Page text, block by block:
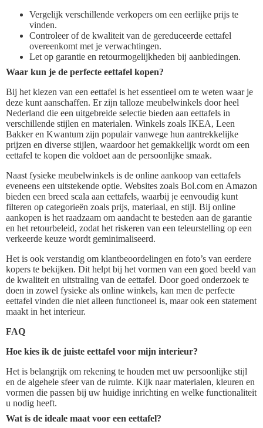
Vergelijk verschillende verkopers om een eerlijke prijs te
vinden.
Controleer of de kwaliteit van de gereduceerde eettafel
overeenkomt met je verwachtingen.
Let op garantie en retourmogelijkheden bij aanbiedingen.
Waar kun je de perfecte eettafel kopen?
Bij het kiezen van een eettafel is het essentieel om te weten waar je
deze kunt aanschaffen. Er zijn talloze meubelwinkels door heel
Nederland die een uitgebreide selectie bieden aan eettafels in
verschillende stijlen en materialen. Winkels zoals IKEA, Leen
Bakker en Kwantum zijn populair vanwege hun aantrekkelijke
prijzen en diverse stijlen, waardoor het gemakkelijk wordt om een
eettafel te kopen die voldoet aan de persoonlijke smaak.
Naast fysieke meubelwinkels is de online aankoop van eettafels
eveneens een uitstekende optie. Websites zoals Bol.com en Amazon
bieden een breed scala aan eettafels, waarbij je eenvoudig kunt
filteren op categorieën zoals prijs, materiaal, en stijl. Bij online
aankopen is het raadzaam om aandacht te besteden aan de garantie
en het retourbeleid, zodat het riskeren van een teleurstelling op een
verkeerde keuze wordt geminimaliseerd.
Het is ook verstandig om klantbeoordelingen en foto’s van eerdere
kopers te bekijken. Dit helpt bij het vormen van een goed beeld van
de kwaliteit en uitstraling van de eettafel. Door goed onderzoek te
doen in zowel fysieke als online winkels, kan men de perfecte
eettafel vinden die niet alleen functioneel is, maar ook een statement
maakt in het interieur.
FAQ
Hoe kies ik de juiste eettafel voor mijn interieur?
Het is belangrijk om rekening te houden met uw persoonlijke stijl
en de algehele sfeer van de ruimte. Kijk naar materialen, kleuren en
vormen die passen bij uw huidige inrichting en welke functionaliteit
u nodig heeft.
Wat is de ideale maat voor een eettafel?